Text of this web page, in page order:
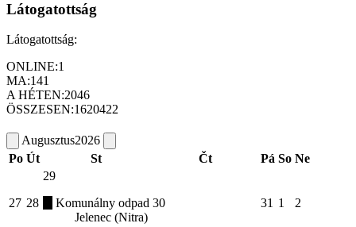
Látogatottság
Látogatottság:
ONLINE:1
MA:141
A HÉTEN:2046
ÖSSZESEN:1620422
Augusztus2026
Po Út St Čt Pá So Ne
27 28
29
Komunálny odpad
Jelenec (Nitra)
30 31 1 2